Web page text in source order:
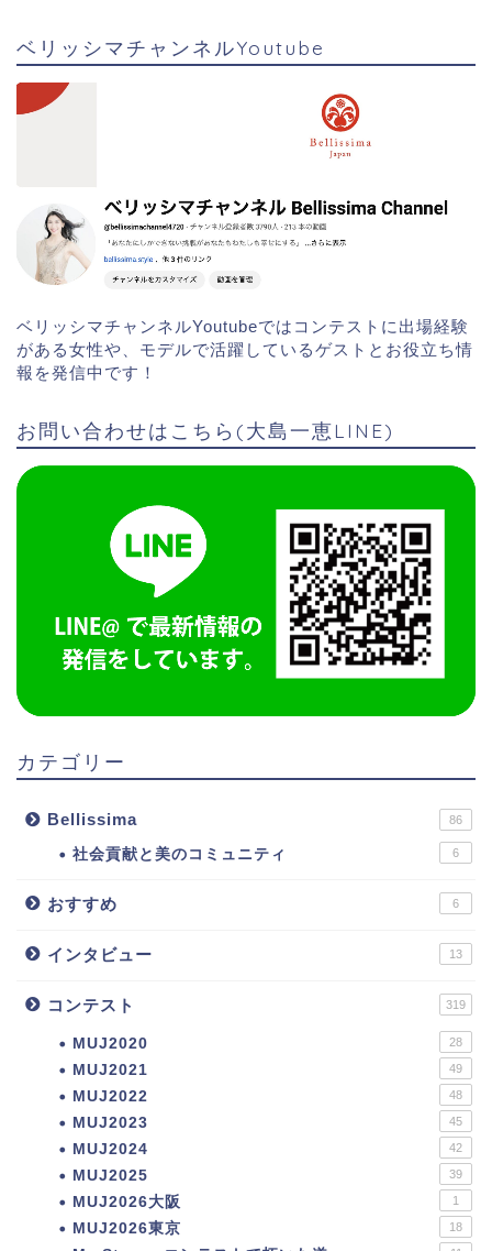
ベリッシマチャンネルYoutube
ベリッシマチャンネルYoutubeではコンテストに出場経験
がある女性や、モデルで活躍しているゲストとお役立ち情
報を発信中です！
お問い合わせはこちら(大島一恵LINE)
カテゴリー
Bellissima 86
社会貢献と美のコミュニティ 6
おすすめ 6
インタビュー 13
コンテスト 319
MUJ2020 28
MUJ2021 49
MUJ2022 48
MUJ2023 45
MUJ2024 42
MUJ2025 39
MUJ2026大阪 1
MUJ2026東京 18